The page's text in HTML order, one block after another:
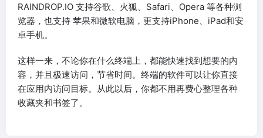
RAINDROP.IO 支持谷歌、火狐、Safari、Opera 等各种浏
览器，也支持 苹果和微软电脑，更支持iPhone、iPad和安
卓手机。
这样一来，不论你在什么终端上，都能快速找到想要的内
容，并且极速访问，节省时间。终端的软件可以让你直接
在应用内访问目标。从此以后，你都不用再费心整理各种
收藏夹和书签了。